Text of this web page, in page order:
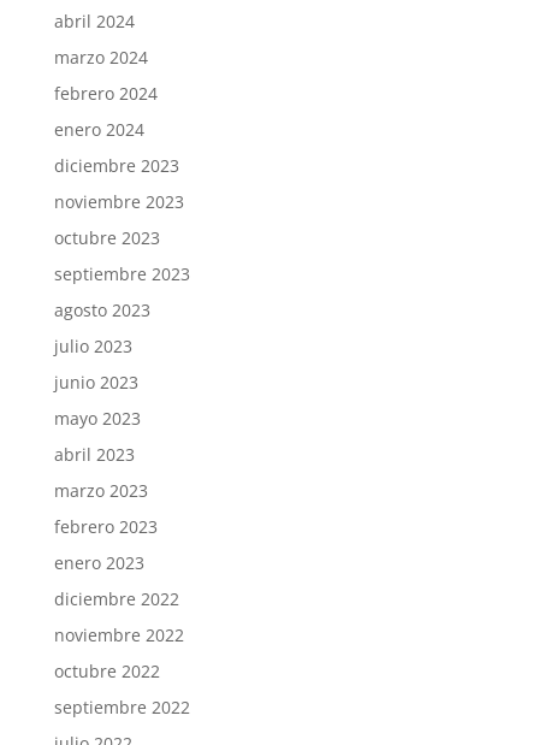
abril 2024
marzo 2024
febrero 2024
enero 2024
diciembre 2023
noviembre 2023
octubre 2023
septiembre 2023
agosto 2023
julio 2023
junio 2023
mayo 2023
abril 2023
marzo 2023
febrero 2023
enero 2023
diciembre 2022
noviembre 2022
octubre 2022
septiembre 2022